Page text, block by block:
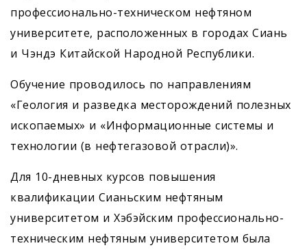
профессионально-техническом нефтяном
университете, расположенных в городах Сиань
и Чэндэ Китайской Народной Республики.
Обучение проводилось по направлениям
«Геология и разведка месторождений полезных
ископаемых» и «Информационные системы и
технологии (в нефтегазовой отрасли)».
Для 10-дневных курсов повышения
квалификации Сианьским нефтяным
университетом и Хэбэйским профессионально-
техническим нефтяным университетом была